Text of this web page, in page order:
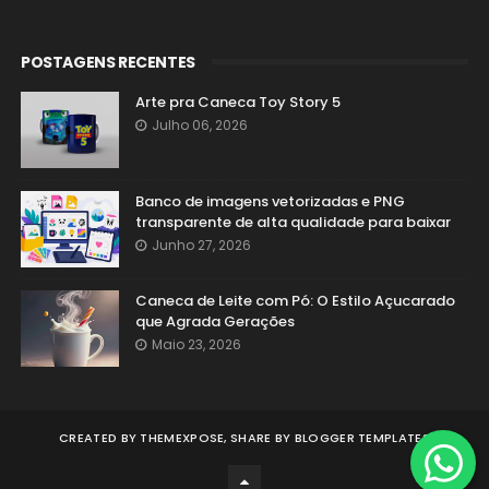
POSTAGENS RECENTES
Arte pra Caneca Toy Story 5
Julho 06, 2026
Banco de imagens vetorizadas e PNG
transparente de alta qualidade para baixar
Junho 27, 2026
Caneca de Leite com Pó: O Estilo Açucarado
que Agrada Gerações
Maio 23, 2026
CREATED BY THEMEXPOSE, SHARE BY BLOGGER TEMPLATES